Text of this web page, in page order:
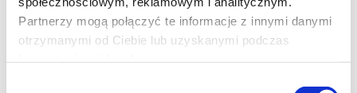
Partnerzy mogą połączyć te informacje z innymi danymi
otrzymanymi od Ciebie lub uzyskanymi podczas
Monterey Pop